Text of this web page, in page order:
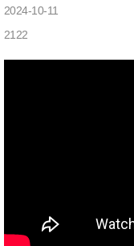
2024-10-11
2122